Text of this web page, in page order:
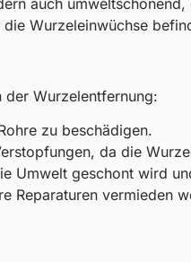
auch
Wurzeleinwüchse
der Wurzelentfernung:
zu beschädigen.
da die
Umwelt geschont wird
Reparaturen vermieden